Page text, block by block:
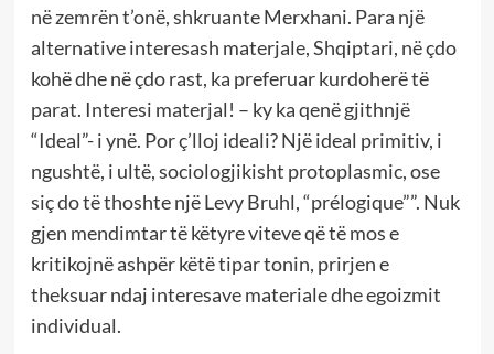
në zemrën t’onë, shkruante Merxhani. Para një
alternative interesash materjale, Shqiptari, në çdo
kohë dhe në çdo rast, ka preferuar kurdoherë të
parat. Interesi materjal! – ky ka qenë gjithnjë
“Ideal”- i ynë. Por ç’lloj ideali? Një ideal primitiv, i
ngushtë, i ultë, sociologjikisht protoplasmic, ose
siç do të thoshte një Levy Bruhl, “prélogique””. Nuk
gjen mendimtar të këtyre viteve që të mos e
kritikojnë ashpër këtë tipar tonin, prirjen e
theksuar ndaj interesave materiale dhe egoizmit
individual.